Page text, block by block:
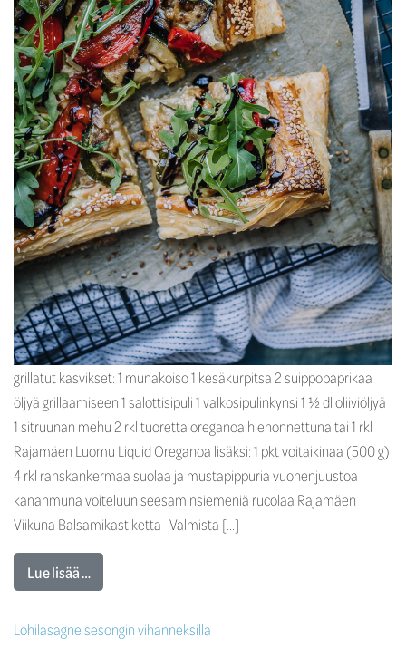
grillatut kasvikset: 1 munakoiso 1 kesäkurpitsa 2 suippopaprikaa
öljyä grillaamiseen 1 salottisipuli 1 valkosipulinkynsi 1 ½ dl oliiviöljyä
1 sitruunan mehu 2 rkl tuoretta oreganoa hienonnettuna tai 1 rkl
Rajamäen Luomu Liquid Oreganoa lisäksi: 1 pkt voitaikinaa (500 g)
4 rkl ranskankermaa suolaa ja mustapippuria vuohenjuustoa
kananmuna voiteluun seesaminsiemeniä rucolaa Rajamäen
Viikuna Balsamikastiketta Valmista […]
Lue lisää …
Lohilasagne sesongin vihanneksilla